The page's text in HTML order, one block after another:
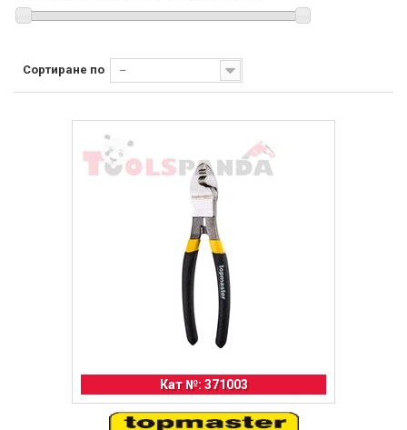
Сортиране по --
Кат №: 371003